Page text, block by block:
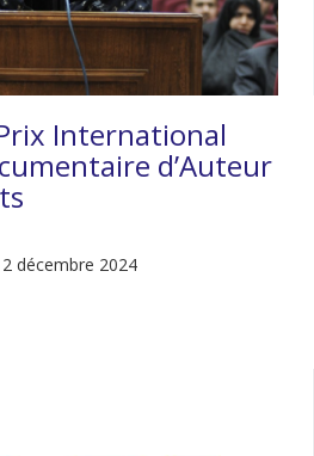
International
d’Auteur
décembre 2024